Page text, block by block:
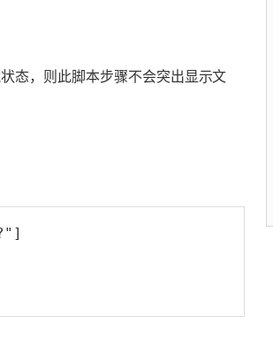
态，则此脚本步骤不会突出显示文